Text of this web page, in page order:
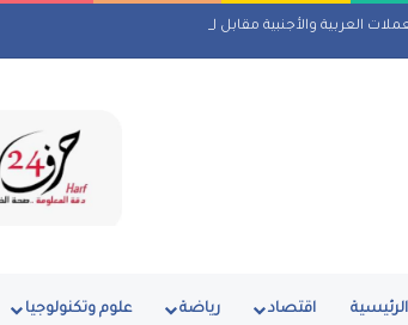
العربية والأجنبية مقابل الجنيه اليوم السبت 8 أغسطس 2026
الرئيسية اقتصاد رياضة علوم وتكنولوجيا